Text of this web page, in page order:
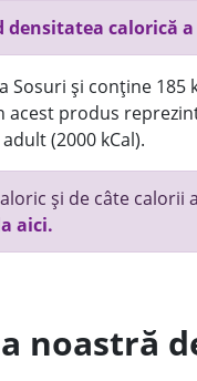
densitatea calorică
și conține 185
acest produs
(2000 kCal).
și de câte calorii
aici.
noastră